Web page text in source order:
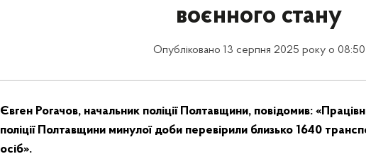
воєнного стану
Опубліковано 13 серпня 2025 року о 08:50
Євген Рогачов, начальник поліції Полтавщини, повідомив:
поліції Полтавщини минулої доби перевірили близько 1640
осіб».